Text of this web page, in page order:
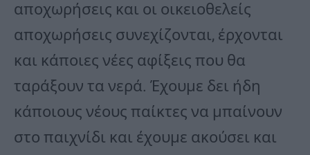
αποχωρήσεις και οι οικειοθελείς
αποχωρήσεις συνεχίζονται, έρχονται
και κάποιες νέες αφίξεις που θα
ταράξουν τα νερά. Έχουμε δει ήδη
κάποιους νέους παίκτες να μπαίνουν
στο παιχνίδι και έχουμε ακούσει και